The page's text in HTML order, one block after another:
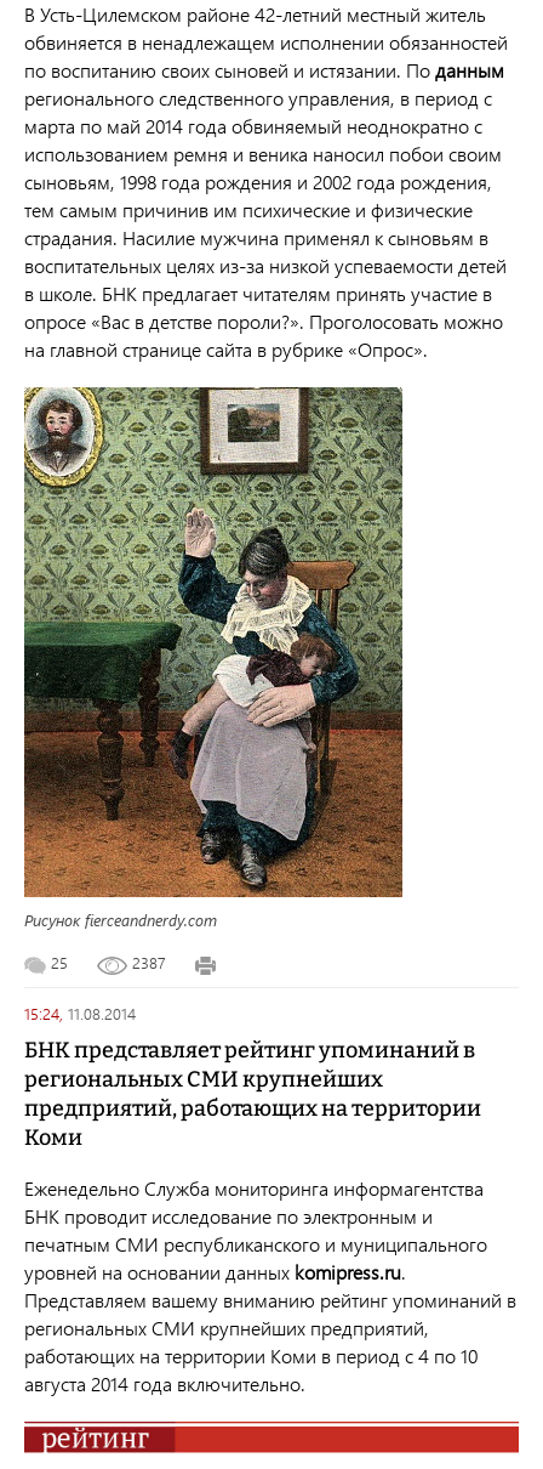
В Усть-Цилемском районе 42-летний местный житель
обвиняется в ненадлежащем исполнении обязанностей
по воспитанию своих сыновей и истязании. Поданным
регионального следственного управления, в период с
марта по май 2014 года обвиняемый неоднократно с
использованием ремня и веника наносил побои своим
сыновьям, 1998 года рождения и 2002 года рождения,
тем самым причинив им психические и физические
страдания. Насилие мужчина применял к сыновьям в
воспитательных целях из-за низкой успеваемости детей
в школе. БНК предлагает читателям принять участие в
опросе «Вас в детстве пороли?». Проголосовать можно
на главной странице сайта в рубрике «Опрос».
Рисунок fierceandnerdy.com
25 2387
15:24, 11.08.2014
БНК представляет рейтинг упоминаний в
региональных СМИ крупнейших
предприятий, работающих на территории
Коми
Еженедельно Служба мониторинга информагентства
БНК проводит исследование по электронным и
печатным СМИ республиканского и муниципального
уровней на основании данных komipress.ru.
Представляем вашему вниманию рейтинг упоминаний в
региональных СМИ крупнейших предприятий,
работающих на территории Коми в период с 4 по 10
августа 2014 года включительно.